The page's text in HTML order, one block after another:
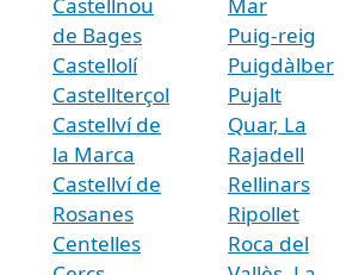
de Bages
Castellolí
Castellterçol
Castellví de
la Marca
Castellví de
Rosanes
Centelles
Puig-reig
Puigdàlber
Pujalt
Quar, La
Rajadell
Rellinars
Ripollet
Roca del